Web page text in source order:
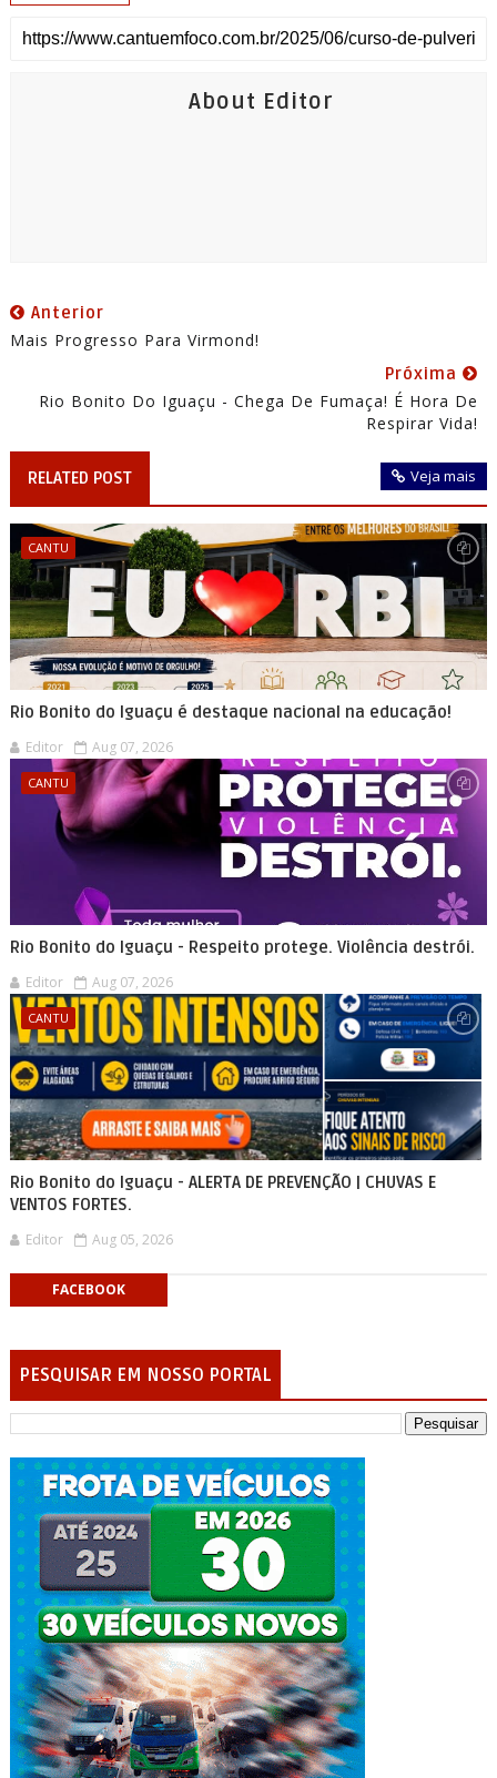
About Editor
Anterior
Mais Progresso Para Virmond!
Próxima
Rio Bonito Do Iguaçu - Chega De Fumaça! É Hora De
Respirar Vida!
RELATED POST Veja mais
CANTU
Rio Bonito do Iguaçu é destaque nacional na educação!
Editor Aug 07, 2026
CANTU
Rio Bonito do Iguaçu - Respeito protege. Violência destrói.
Editor Aug 07, 2026
CANTU
Rio Bonito do Iguaçu - ALERTA DE PREVENÇÃO | CHUVAS E
VENTOS FORTES.
Editor Aug 05, 2026
FACEBOOK
PESQUISAR EM NOSSO PORTAL